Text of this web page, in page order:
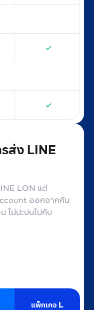
ส่งLINE
LON แต่
ออกจากกัน
ไม่ปะปนไปกับ
แพ็กเกจ L